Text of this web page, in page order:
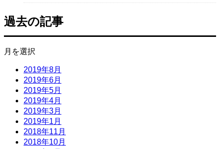
過去の記事
月を選択
2019年8月
2019年6月
2019年5月
2019年4月
2019年3月
2019年1月
2018年11月
2018年10月